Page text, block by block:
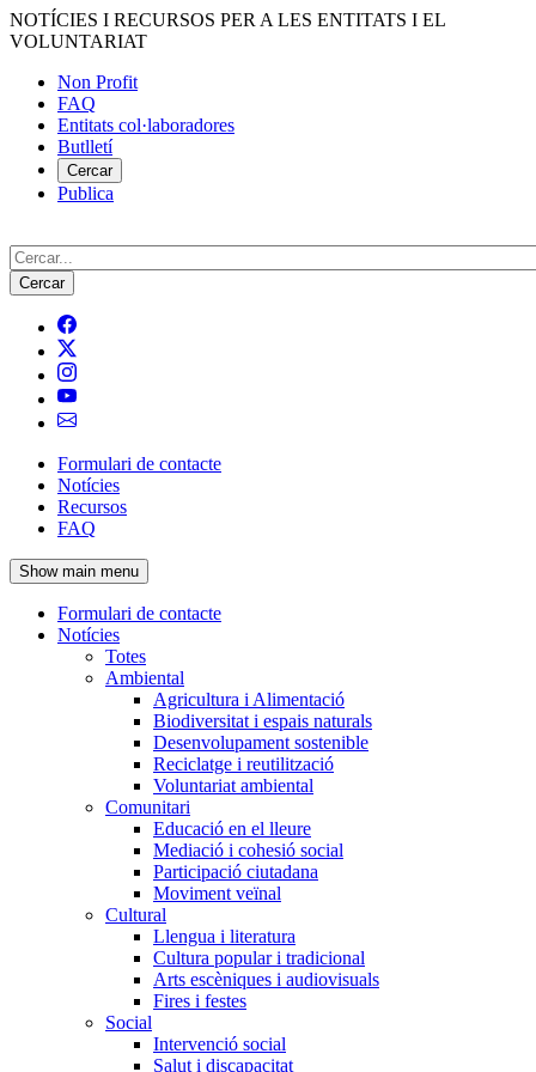
Vés
al
NOTÍCIES I RECURSOS PER A LES ENTITATS I EL
VOLUNTARIAT
Menú
del
compte
d'usuari
Non Profit
FAQ
Entitats col·laboradores
Butlletí
Cercar
Publica
Cerca
Navegació
principal
de
l'encapçalament
Formulari de contacte
Notícies
Recursos
FAQ
Show main menu
Navegació
principal
Formulari de contacte
Notícies
Totes
Ambiental
Agricultura i Alimentació
Biodiversitat i espais naturals
Desenvolupament sostenible
Reciclatge i reutilització
Voluntariat ambiental
Comunitari
Educació en el lleure
Mediació i cohesió social
Participació ciutadana
Moviment veïnal
Cultural
Llengua i literatura
Cultura popular i tradicional
Arts escèniques i audiovisuals
Fires i festes
Social
Intervenció social
Salut i discapacitat